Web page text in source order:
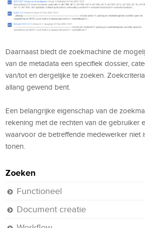
Daarnaast biedt de zoekmachine de
van de metadata een specifiek dossier,
van/tot en dergelijke te zoeken.
allang gewend bent.
Een belangrijke eigenschap van de
rekening met de rechten van de gebruiker
waarvoor de betreffende medewerker niet
tonen.
Zoeken
Functioneel
Document creatie